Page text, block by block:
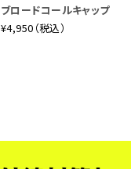
ブロードコールキャップ
¥4,950（税込）